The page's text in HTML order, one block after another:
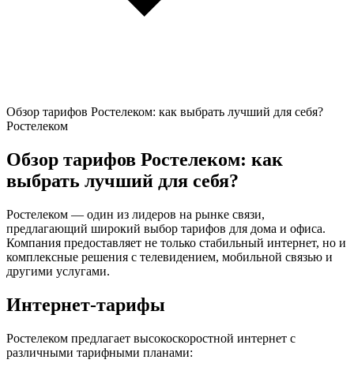
Обзор тарифов Ростелеком: как выбрать лучший для себя?
Ростелеком
Обзор тарифов Ростелеком: как
выбрать лучший для себя?
Ростелеком — один из лидеров на рынке связи,
предлагающий широкий выбор тарифов для дома и офиса.
Компания предоставляет не только стабильный интернет, но и
комплексные решения с телевидением, мобильной связью и
другими услугами.
Интернет-тарифы
Ростелеком предлагает высокоскоростной интернет с
различными тарифными планами: